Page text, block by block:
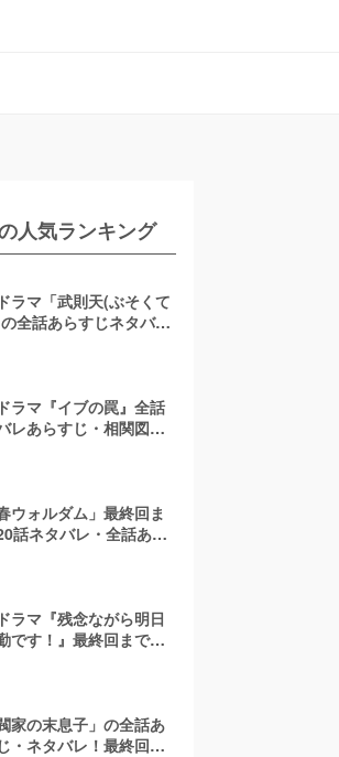
人気ランキング
ラマ「武則天(ぶそくて
全話あらすじネタバレ
ラマ『イブの罠』全話
レあらすじ・相関図！
ウォルダム」最終回ま
話ネタバレ・全話あら
ラマ『残念ながら明日
です！』最終回までネ
家の末息子」の全話あ
・ネタバレ！最終回が